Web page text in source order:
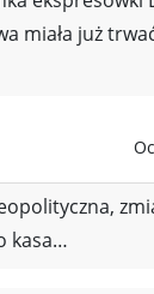
miała już
kasa…